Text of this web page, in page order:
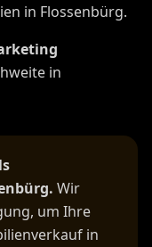
in Flossenbürg.
in
Wir
um Ihre
in